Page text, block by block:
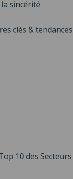
sincérité
clés & tendances
10 des Secteurs